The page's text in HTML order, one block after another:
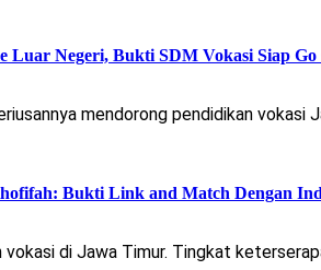
Luar Negeri, Bukti SDM Vokasi Siap Go
mendorong pendidikan
Bukti Link and Match Dengan
di Jawa Timur. Tingkat